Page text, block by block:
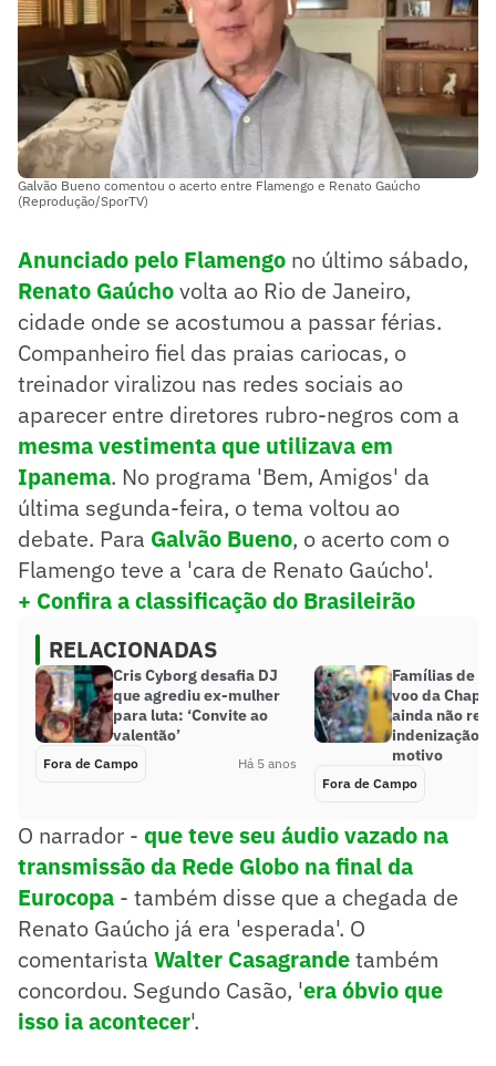
Galvão Bueno comentou o acerto entre Flamengo e Renato Gaúcho
(Reprodução/SporTV)
Anunciado pelo Flamengo no último sábado,
Renato Gaúchovolta ao Rio de Janeiro,
cidade onde se acostumou a passar férias.
Companheiro fiel das praias cariocas, o
treinador viralizou nas redes sociais ao
aparecer entre diretores rubro-negros com a
mesma vestimenta que utilizava em
Ipanema. No programa 'Bem, Amigos' da
última segunda-feira, o tema voltou ao
debate. Para Galvão Bueno, o acerto com o
Flamengo teve a 'cara de Renato Gaúcho'.
+ Confira a classificação do Brasileirão
RELACIONADAS
Cris Cyborg desafia DJ
que agrediu ex-mulher
para luta: ‘Convite ao
valentão’
Fora de Campo Há 5 anos
Famílias de
voo da
ainda não
indenização;
motivo
Fora de Campo
O narrador - que teve seu áudio vazado na
transmissão da Rede Globo na final da
Eurocopa - também disse que a chegada de
Renato Gaúcho já era 'esperada'. O
comentarista Walter Casagrandetambém
concordou. Segundo Casão, 'era óbvio que
isso ia acontecer'.